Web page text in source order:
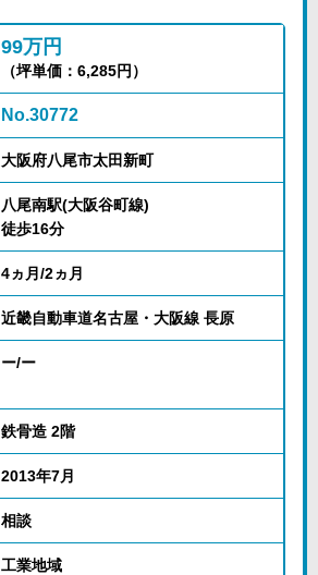
99万円
（坪単価：6,285円）
No.30772
大阪府八尾市太田新町
八尾南駅(大阪谷町線)
徒歩16分
4ヵ月/2ヵ月
近畿自動車道名古屋・大阪線 長原
ー/ー
鉄骨造 2階
2013年7月
相談
工業地域